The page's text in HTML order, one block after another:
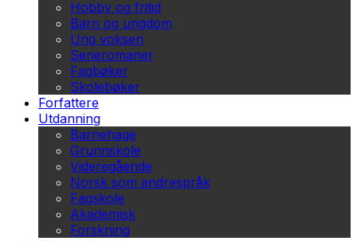
Hobby og fritid
Barn og ungdom
Ung voksen
Serieromaner
Fagbøker
Skolebøker
Forfattere
Utdanning
Barnehage
Grunnskole
Videregående
Norsk som andrespråk
Fagskole
Akademisk
Forskning